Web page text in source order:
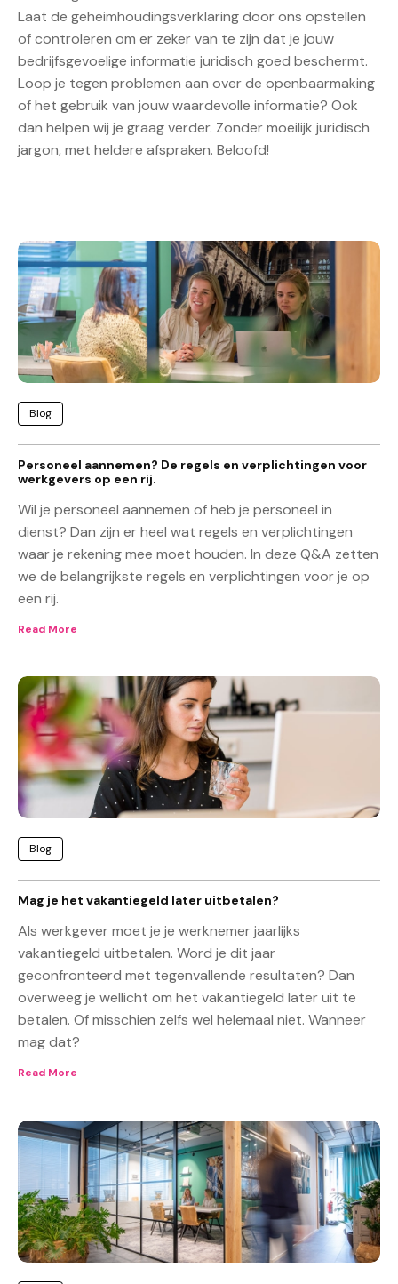
Laat de geheimhoudingsverklaring door ons opstellen
of controleren om er zeker van te zijn dat je jouw
bedrijfsgevoelige informatie juridisch goed beschermt.
Loop je tegen problemen aan over de openbaarmaking
of het gebruik van jouw waardevolle informatie? Ook
dan helpen wij je graag verder. Zonder moeilijk juridisch
jargon, met heldere afspraken. Beloofd!
Blog
Personeel aannemen? De regels en verplichtingen voor
werkgevers op een rij.
Wil je personeel aannemen of heb je personeel in
dienst? Dan zijn er heel wat regels en verplichtingen
waar je rekening mee moet houden. In deze Q&A zetten
we de belangrijkste regels en verplichtingen voor je op
een rij.
Read More
Blog
Mag je het vakantiegeld later uitbetalen?
Als werkgever moet je je werknemer jaarlijks
vakantiegeld uitbetalen. Word je dit jaar
geconfronteerd met tegenvallende resultaten? Dan
overweeg je wellicht om het vakantiegeld later uit te
betalen. Of misschien zelfs wel helemaal niet. Wanneer
mag dat?
Read More